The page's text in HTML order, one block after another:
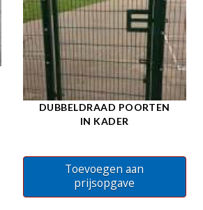
DUBBELDRAAD POORTEN
IN KADER
Toevoegen aan
prijsopgave